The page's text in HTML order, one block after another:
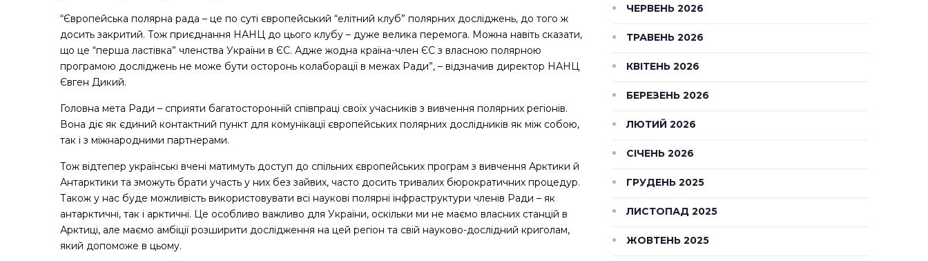
“Європейська полярна рада – це по суті європейський “елітний клуб” полярних досліджень, до того ж
досить закритий. Тож приєднання НАНЦ до цього клубу – дуже велика перемога. Можна навіть сказати,
що це “перша ластівка” членства України в ЄС. Адже жодна країна-член ЄС з власною полярною
програмою досліджень не може бути осторонь колаборації в межах Ради”, – відзначив директор НАНЦ
Євген Дикий.
Головна мета Ради – сприяти багатосторонній співпраці своїх учасників з вивчення полярних регіонів.
Вона діє як єдиний контактний пункт для комунікації європейських полярних дослідників як між собою,
так і з міжнародними партнерами.
Тож відтепер українські вчені матимуть доступ до спільних європейських програм з вивчення Арктики й
Антарктики та зможуть брати участь у них без зайвих, часто досить тривалих бюрократичних процедур.
Також у нас буде можливість використовувати всі наукові полярні інфраструктури членів Ради – як
антарктичні, так і арктичні. Це особливо важливо для України, оскільки ми не маємо власних станцій в
Арктиці, але маємо амбіції розширити дослідження на цей регіон та свій науково-дослідний криголам,
який допоможе в цьому.
ЧЕРВЕНЬ 2026
ТРАВЕНЬ 2026
КВІТЕНЬ 2026
БЕРЕЗЕНЬ 2026
ЛЮТИЙ 2026
СІЧЕНЬ 2026
ГРУДЕНЬ 2025
ЛИСТОПАД 2025
ЖОВТЕНЬ 2025